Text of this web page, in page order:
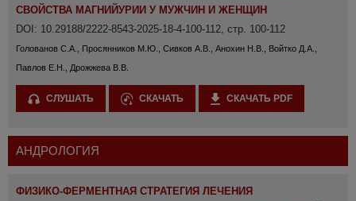
СВОЙСТВА МАГНИЙУРИИ У МУЖЧИН И ЖЕНЩИН
DOI: 10.29188/2222-8543-2025-18-4-100-112, стр. 100-112
Голованов С.А., Просянников М.Ю., Сивков А.В., Анохин Н.В., Войтко Д.А.,
Павлов Е.Н., Дрожжева В.В.
СЛУШАТЬ СКАЧАТЬ СКАЧАТЬ PDF
АНДРОЛОГИЯ
ФИЗИКО-ФЕРМЕНТНАЯ СТРАТЕГИЯ ЛЕЧЕНИЯ